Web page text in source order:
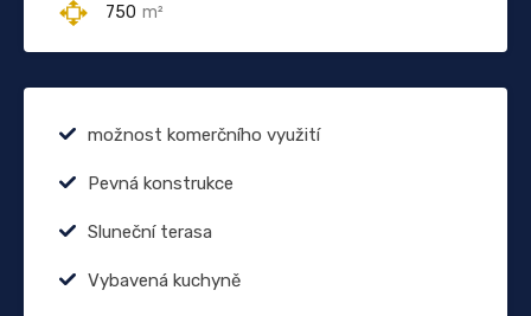
750 m²
možnost komerčního využití
Pevná konstrukce
Sluneční terasa
Vybavená kuchyně